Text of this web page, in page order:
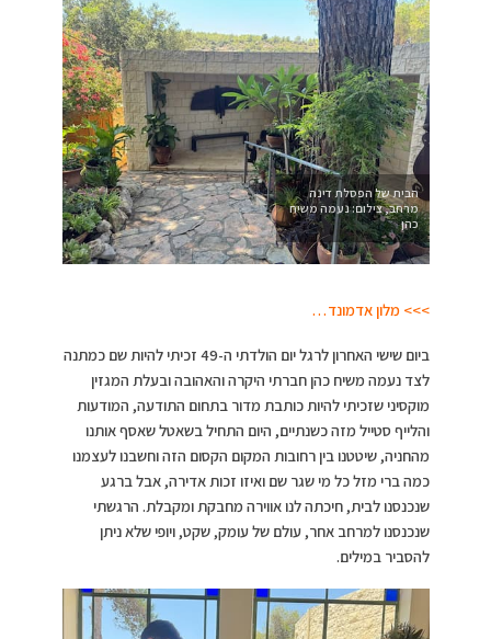
הבית של הפסלת דינה
מרחב, צילום: נעמה משיח
כהן
>>> מלון אדמונד…
ביום שישי האחרון לרגל יום הולדתי ה-49 זכיתי להיות שם כמתנה
לצד נעמה משיח כהן חברתי היקרה והאהובה ובעלת המגזין
מוקסיני שזכיתי להיות כותבת מדור בתחום התודעה, המודעות
והלייף סטייל מזה כשנתיים, היום התחיל בשאטל שאסף אותנו
מהחניה, שיטטנו בין רחובות המקום הקסום הזה וחשבנו לעצמנו
כמה ברי מזל כל מי שגר שם ואיזו זכות אדירה, אבל ברגע
שנכנסנו לבית, חיכתה לנו אווירה מחבקת ומקבלת. הרגשתי
שנכנסנו למרחב אחר, עולם של עומק, שקט, ויופי שלא ניתן
להסביר במילים.